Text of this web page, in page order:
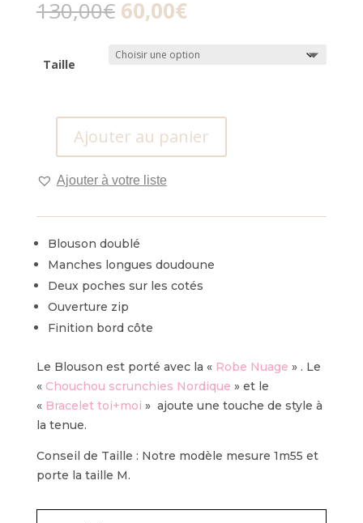
130,00€ Le
prix
initial
était :
60,00€Le
prix
actuel
est :
Taille
quantité
Blouson
Ajouter au panier
Ajouter à votre liste
Blouson doublé
Manches longues doudoune
Deux poches sur les cotés
Ouverture zip
Finition bord côte
Le Blouson est porté avec la « Robe Nuage » . Le
« Chouchou scrunchies Nordique » et le
« Bracelet toi+moi » ajoute une touche de style à
la tenue.
Conseil de Taille : Notre modèle mesure 1m55 et
porte la taille M.